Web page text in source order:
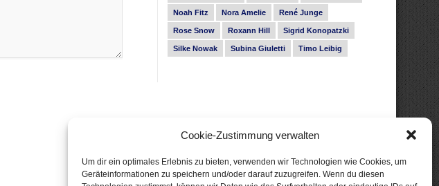
Cookie-Zustimmung verwalten
Um dir ein optimales Erlebnis zu bieten, verwenden wir Technologien wie Cookies, um
Geräteinformationen zu speichern und/oder darauf zuzugreifen. Wenn du diesen
Noah Fitz Nora Amelie René Junge
Rose Snow Roxann Hill Sigrid Konopatzki
Silke Nowak Subina Giuletti Timo Leibig